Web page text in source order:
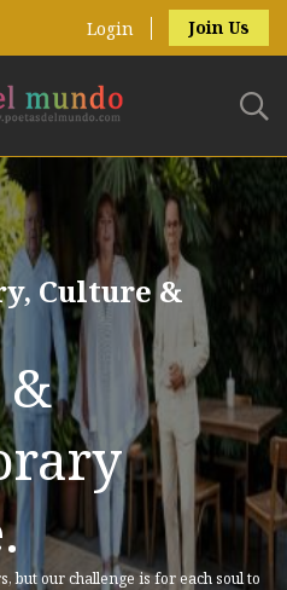
Login Join Us
Culture &
but our challenge is for each soul to